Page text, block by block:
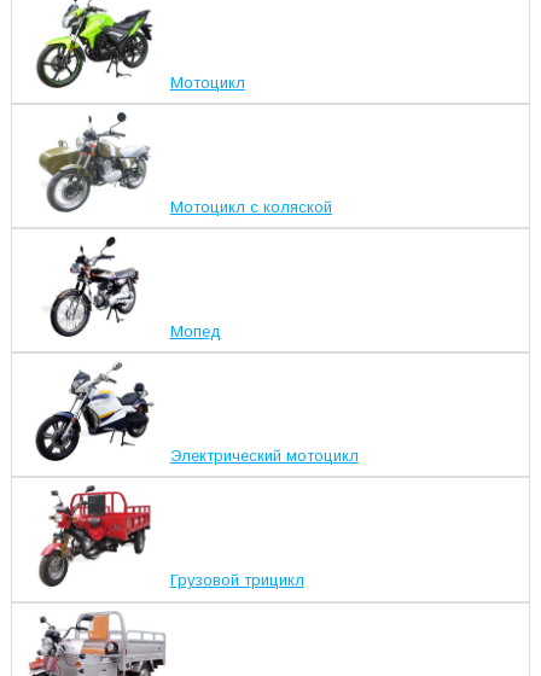
Мотоцикл
Мотоцикл с коляской
Мопед
Электрический мотоцикл
Грузовой трицикл